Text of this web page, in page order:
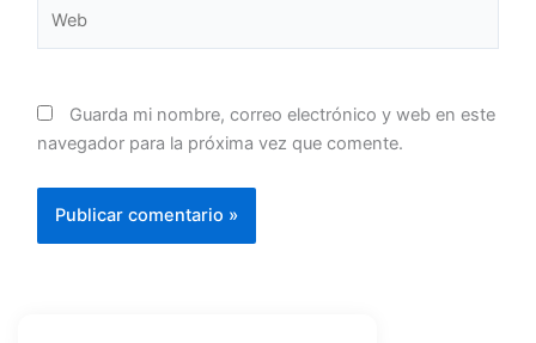
Guarda mi nombre, correo electrónico y web en este
navegador para la próxima vez que comente.